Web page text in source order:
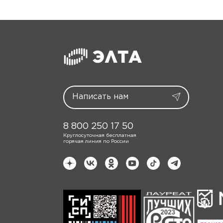
8 800 250 17 50
Круглосуточная бесплатная
горячая линия по России